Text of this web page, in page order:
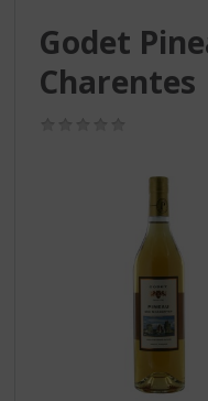
Godet
Charentes